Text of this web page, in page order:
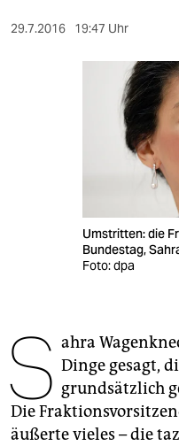
berlin
abo
genossenschaft
epaper login
29.7.2016 19:47 Uhr
Umstritten: die
Bundestag,
Foto: dpa
S ahra
Dinge gesagt,
grundsätzlich
Die
äußerte vieles – die